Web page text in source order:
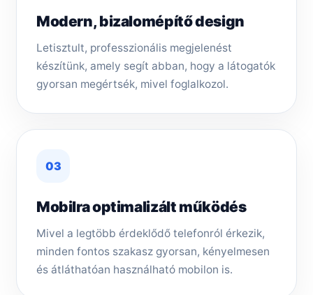
Modern, bizalomépítő design
Letisztult, professzionális megjelenést
készítünk, amely segít abban, hogy a látogatók
gyorsan megértsék, mivel foglalkozol.
03
Mobilra optimalizált működés
Mivel a legtöbb érdeklődő telefonról érkezik,
minden fontos szakasz gyorsan, kényelmesen
és átláthatóan használható mobilon is.